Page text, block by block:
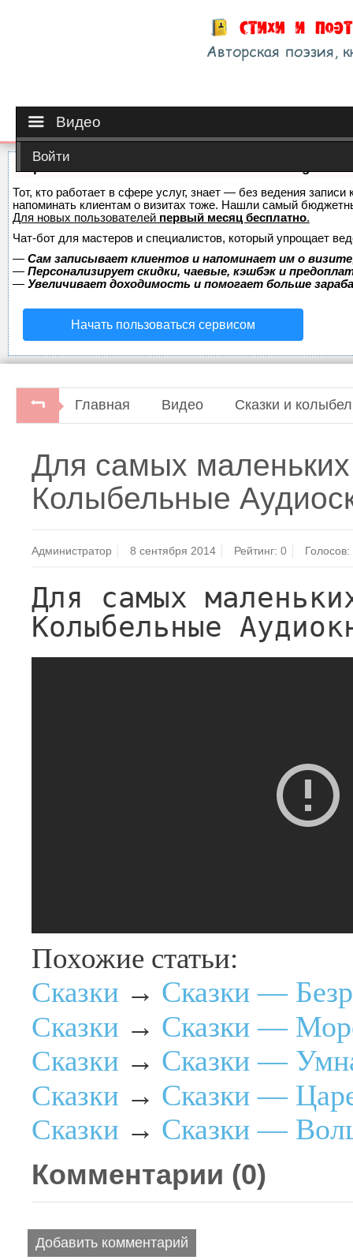
Видео
Войти
Тот, кто работает в сфере услуг, знает — без ведения
напоминать клиентам о визитах тоже. Нашли самый
Для новых пользователей первый месяц бесплатно.
Чат-бот для мастеров и специалистов, который упрощает
— Сам записывает клиентов и напоминает им о
— Персонализирует скидки, чаевые, кэшбэк и
— Увеличивает доходимость и помогает больше
Начать пользоваться сервисом
Главная Видео Сказки и
Для самых
Колыбельные
Администратор 8 сентября 2014 Рейтинг:0 Голосов:
Для самых
Колыбельные
Похожие статьи:
Сказки → Сказки —
Сказки → Сказки —
Сказки → Сказки —
Сказки → Сказки —
Сказки → Сказки —
Комментарии (0)
Добавить комментарий